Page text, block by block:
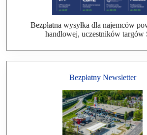
Bezpłatna wysyłka dla najemców
handlowej, uczestników targów
Bezpłatny Newsletter